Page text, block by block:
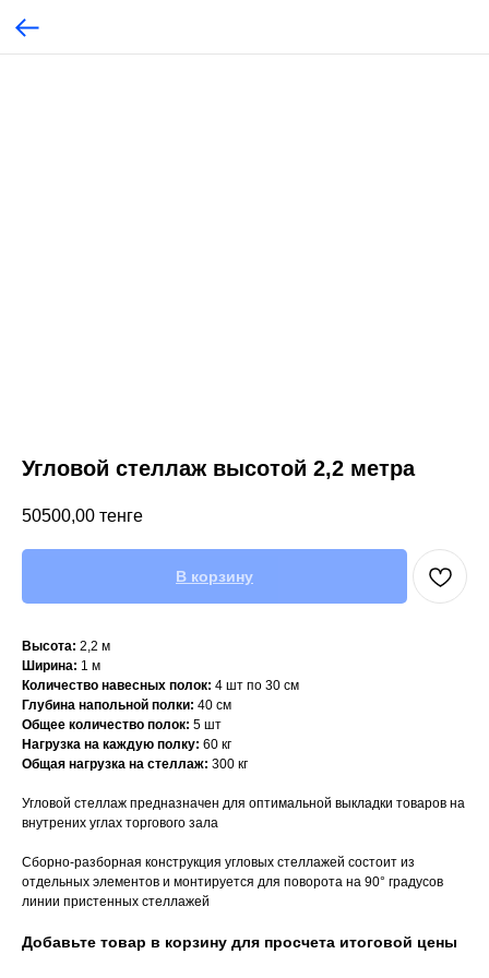
Угловой стеллаж высотой 2,2 метра
50500,00 тенге
В корзину
Высота: 2,2 м
Ширина: 1 м
Количество навесных полок: 4 шт по 30 см
Глубина напольной полки: 40 см
Общее количество полок: 5 шт
Нагрузка на каждую полку: 60 кг
Общая нагрузка на стеллаж: 300 кг
Угловой стеллаж предназначен для оптимальной выкладки товаров на
внутрених углах торгового зала
Сборно-разборная конструкция угловых стеллажей состоит из
отдельных элементов и монтируется для поворота на 90° градусов
линии пристенных стеллажей
Добавьте товар в корзину для просчета итоговой цены